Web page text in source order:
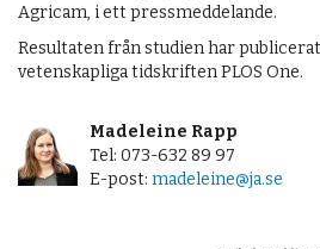
Agricam, i ett pressmeddelande.
Resultaten från studien har
vetenskapliga tidskriften PLOS One.
Madeleine Rapp
Tel: 073-632 89 97
E-post: madeleine@ja.se